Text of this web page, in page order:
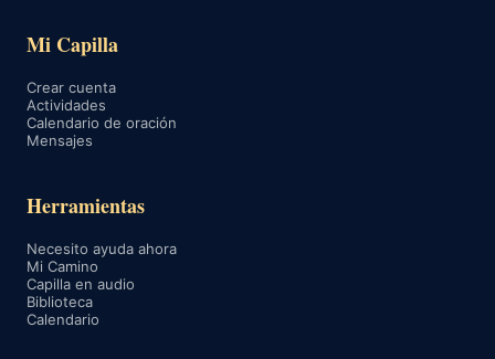
Mi Capilla
Crear cuenta
Actividades
Calendario de oración
Mensajes
Herramientas
Necesito ayuda ahora
Mi Camino
Capilla en audio
Biblioteca
Calendario